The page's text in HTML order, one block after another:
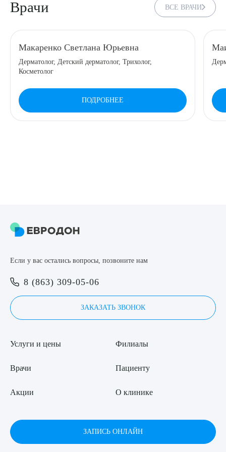
ЗАКАЗАТЬ ЗВОНОК
Врачи ВСЕ ВРАЧИ
Макаренко Светлана Юрьевна
Дерматолог, Детский дерматолог, Трихолог,
Косметолог
ПОДРОБНЕЕ
Если у вас остались вопросы, позвоните нам
8 (863) 309-05-06
ЗАКАЗАТЬ ЗВОНОК
Услуги и цены
Врачи
Акции
Филиалы
Пациенту
О клинике
ЗАПИСЬ ОНЛАЙН